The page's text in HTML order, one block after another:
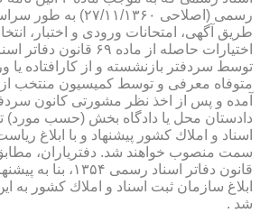
رسمی (اصلاحی ۲۷/۱۱/
طریق آگهی، امتحانات ورودی و اختبار،
توسط سردفتر بازنشسته و از كارافتاده یا
متوفاه معرفی و توسط كمیسیون منتخب از
آمده و پس از اخذ نظر مشورتی كانون
دادستان محل یا دادگاه بخش (حسب
اسناد و املاك كشور پیشنهاد و با ابلاغ
قانون دفاتر اسناد
ابلاغ سازمان ثبت اسناد و املاك كشور
شد .